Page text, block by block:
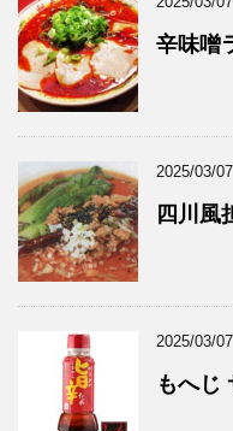
辛味噌
2025/03/07
四川風
2025/03/07
もへじ